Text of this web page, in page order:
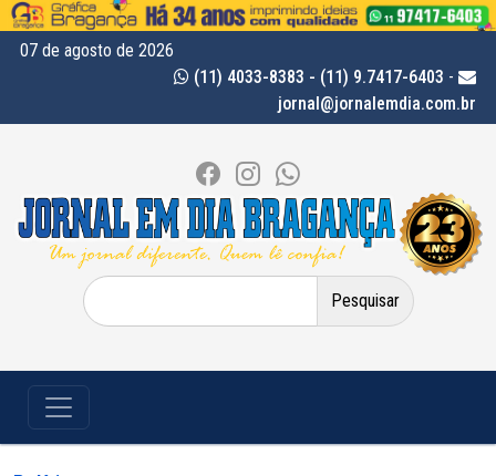
07 de agosto de 2026
(11) 4033-8383 - (11) 9.7417-6403 -
jornal@jornalemdia.com.br
Pesquisar
por: